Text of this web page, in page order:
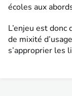
écoles aux
L’enjeu est
de mixité
s’approprier les